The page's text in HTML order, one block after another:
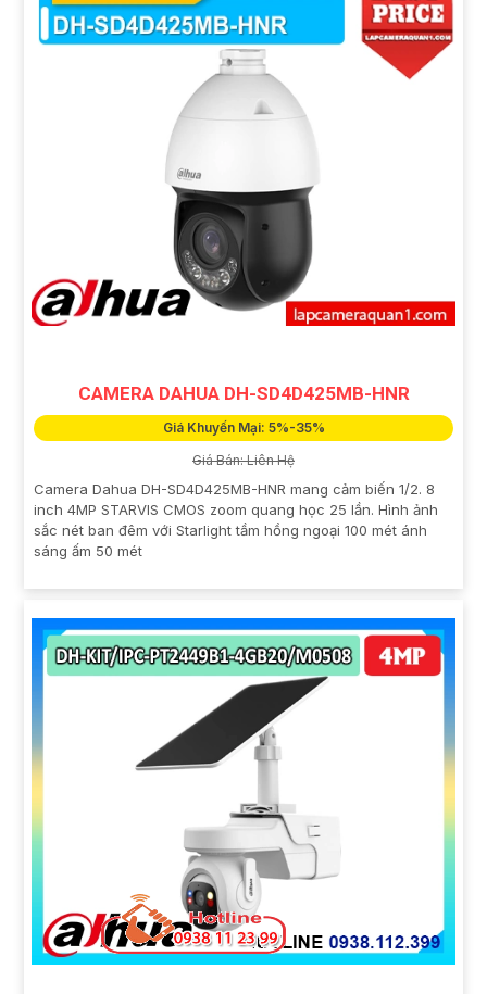
CAMERA DAHUA DH-SD4D425MB-HNR
Giá Khuyến Mại: 5%-35%
Giá Bán: Liên Hệ
Camera Dahua DH-SD4D425MB-HNR mang cảm biến 1/2. 8
inch 4MP STARVIS CMOS zoom quang học 25 lần. Hình ảnh
sắc nét ban đêm với Starlight tầm hồng ngoại 100 mét ánh
sáng ấm 50 mét